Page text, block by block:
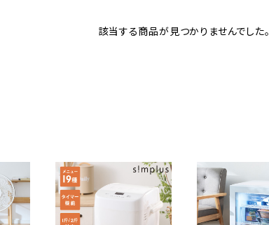
該当する商品が見つかりませんでした。